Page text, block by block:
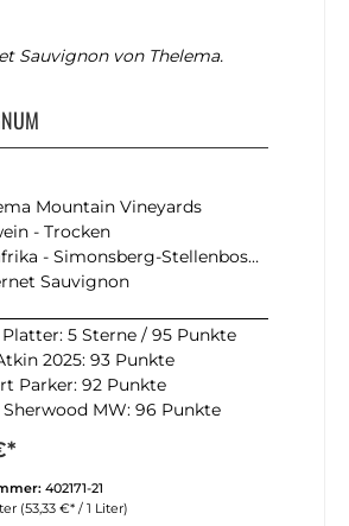
Sauvignon von Thelema.
Mountain Vineyards
- Trocken
Südafrika - Simonsberg-Stellenbosch
Sauvignon
5 Sterne / 95 Punkte
2025: 93 Punkte
Parker: 92 Punkte
MW: 96 Punkte
402171-21
(53,33 €* / 1 Liter)